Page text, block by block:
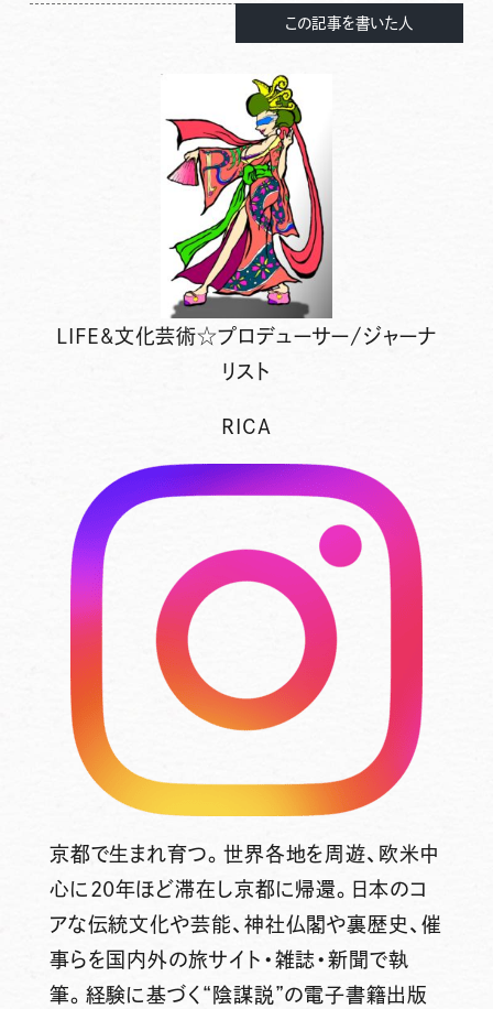
この記事を書いた人
LIFE&文化芸術☆プロデューサー/ジャーナ
リスト
RICA
京都で生まれ育つ。世界各地を周遊、欧米中
心に20年ほど滞在し京都に帰還。日本のコ
アな伝統文化や芸能、神社仏閣や裏歴史、催
事らを国内外の旅サイト・雑誌・新聞で執
筆。経験に基づく“陰謀説”の電子書籍出版